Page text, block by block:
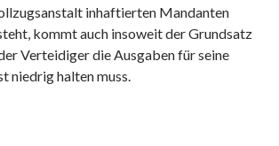
inhaftierten Mandanten
kommt auch insoweit der Grundsatz
Verteidiger die Ausgaben für seine
niedrig halten muss.